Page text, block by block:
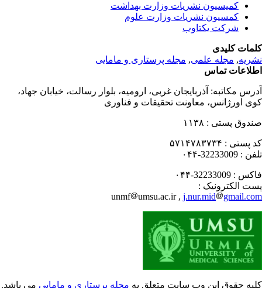
کمیسیون نشریات وزارت بهداشت
کمسیون نشریات وزارت علوم
شرکت یکتاوب
کلیدی
,مجله علمی, مجله پرستاری و مامایی
تماس
مکاتبه:آذربایجان غربی، ارومیه، بلوار رسالت، خیابان جهاد،
اورژانس، معاونت تحقیقات و فناوری
پستی : ۱۱۳۸
پستی : ۵۷۱۴۷۸۳۷۳۴
: 32233009-۰۴۴
: 32233009-۰۴۴
الکترونیک :
unmf
umsu.ac.ir ,j.nur.mid
حقوق این وب سایت متعلق بهمجله پرستاری و ماماییمی باشد.